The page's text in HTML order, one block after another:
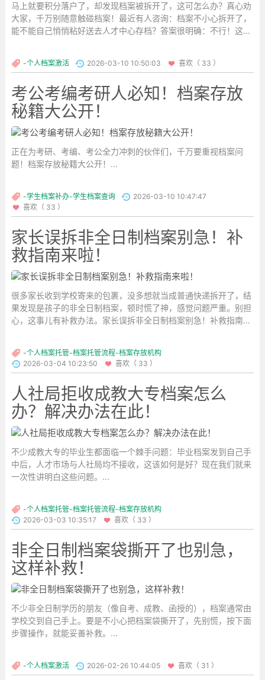
马上就要积分落户了，却发现档案被拆开了，这可怎么办？真心劝
大家，千万别随意触碰档案！最近有人咨询：档案不小心拆开了，
能不能自己悄悄粘好送去人才中心存档？答案很明确：不行！这么
-个人档案激活 2026-03-10 10:50:03 喜欢（ 33 ）
考公考编考研人必知！档案存放
秘籍大公开！
正在为考研、考编、考公全力冲刺的伙伴们，千万要重视档案问
题！档案存放秘籍大公开！...
-学生档案补办-学生档案查询
2026-03-10 10:47:47
喜欢（ 33 ）
家长误拆非全日制档案别急！补
救指南来啦！
很多家长收到学校寄来的包裹，没多想就当成普通快递拆开了，结
果发现是孩子的非全日制档案，顿时慌了神，感觉问题严重。别担
心，这事儿有补救办法。家长误拆非全日制档案别急！补救指南来
-个人档案托管-档案托管流程-档案存放机构
2026-03-04 10:23:50
喜欢（ 33 ）
人社局拒收成教大专档案怎么
办？解决办法在此！
不少成教大专的毕业生都面临一个棘手问题：毕业档案发到自己手
中后，人才市场与人社局均不接收，这该如何是好？现在我们就来
一次性讲明白这些问题。...
-个人档案托管-档案托管流程-档案存放机构
2026-03-03 10:35:17
喜欢（ 33 ）
非全日制档案袋撕开了也别急，
这样补救！
不少非全日制学历的朋友（像自考、成教、函授的），档案通常由
学校交到自己手上。要是不小心把档案袋撕开了，先别慌，按下面
步骤操作，就能妥善补救。...
-个人档案激活 2026-02-26 10:44:05 喜欢（ 31 ）